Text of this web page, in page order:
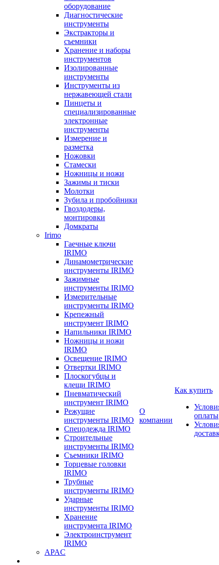
оборудование
Диагностические
инструменты
Экстракторы и
съемники
Хранение и наборы
инструментов
Изолированные
инструменты
Инструменты из
нержавеющей стали
Пинцеты и
специализированные
электронные
инструменты
Измерение и
разметка
Ножовки
Стамески
Ножницы и ножи
Зажимы и тиски
Молотки
Зубила и пробойники
Гвоздодеры,
монтировки
Домкраты
Irimo
Гаечные ключи
IRIMO
Динамометрические
инструменты IRIMO
Зажимные
инструменты IRIMO
Измерительные
инструменты IRIMO
Крепежный
инструмент IRIMO
Напильники IRIMO
Ножницы и ножи
IRIMO
Освещение IRIMO
Отвертки IRIMO
Плоскогубцы и
клещи IRIMO
Пневматический
инструмент IRIMO
Режущие
инструменты IRIMO
Спецодежда IRIMO
Строительные
инструменты IRIMO
Съемники IRIMO
Торцевые головки
IRIMO
Трубные
инструменты IRIMO
Ударные
инструменты IRIMO
Хранение
инструмента IRIMO
Электроинструмент
IRIMO
APAC
О
компании
Как купить
оплаты